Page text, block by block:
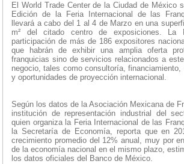
El World Trade Center de la Ciudad de México
Edición de la Feria Internacional de las
llevará a cabo del 1 al 4 de Marzo en una
m² del citado centro de exposiciones. La
participación de más de 186 expositores
que habrán de exhibir una amplia oferta
franquicias sino de servicios relacionados a
negocio, tales como consultoría, financiamiento,
y oportunidades de proyección internacional.
Según los datos de la Asociación Mexicana de
institución de representación industrial del
quien organiza la Feria Internacional de las
la Secretaría de Economía, reporta que en
crecimiento promedio del 12% anual, muy por
de la economía nacional en el mismo plazo,
los datos oficiales del Banco de México.